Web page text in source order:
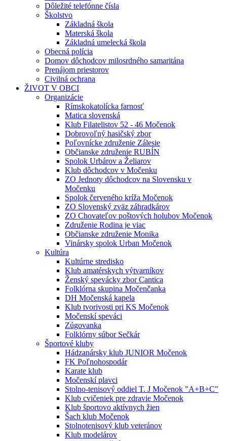
Dôležité telefónne čísla
Školstvo
Základná škola
Materská škola
Základná umelecká škola
Obecná polícia
Domov dôchodcov milosrdného samaritána
Prenájom priestorov
Civilná ochrana
ŽIVOT V OBCI
Organizácie
Rímskokatolícka farnosť
Matica slovenská
Klub Filatelistov 52 - 46 Močenok
Dobrovoľný hasičský zbor
Poľovnícke združenie Zálesie
Občianske združenie RUBÍN
Spolok Urbárov a Želiarov
Klub dôchodcov v Močenku
ZO Jednoty dôchodcov na Slovensku v
Močenku
Spolok červeného kríža Močenok
ZO Slovenský zväz záhradkárov
ZO Chovateľov poštových holubov Močenok
Združenie Rodina je viac
Občianske združenie Monika
Vinársky spolok Urban Močenok
Kultúra
Kultúrne stredisko
Klub amatérskych výtvarníkov
Ženský spevácky zbor Cantica
Folklórna skupina Močenčanka
DH Močenská kapela
Klub tvorivosti pri KS Močenok
Močenskí speváci
Zúgovanka
Folklórny súbor Sečkár
Športové kluby
Hádzanársky klub JUNIOR Močenok
FK Poľnohospodár
Karate klub
Močenskí plavci
Stolno-tenisový oddiel T. J Močenok "A+B+C"
Klub cvičeniek pre zdravie Močenok
Klub športovo aktívnych žien
Šach klub Močenok
Stolnotenisový klub veteránov
Klub modelárov